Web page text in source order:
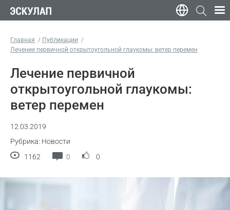
Главная
Публикации
Лечение первичной открытоугольной глаукомы: ветер перемен
Лечение первичной
открытоугольной глаукомы:
ветер перемен
12.03.2019
Рубрика: Новости
1162
0 0